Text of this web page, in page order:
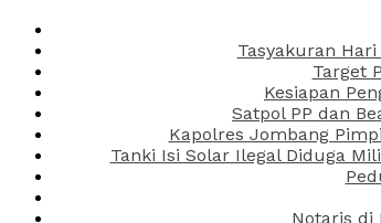
Tasyakuran
Target
Kesiapan
Satpol PP dan
Kapolres Jombang
Tanki Isi Solar Ilegal Diduga
Notaris di